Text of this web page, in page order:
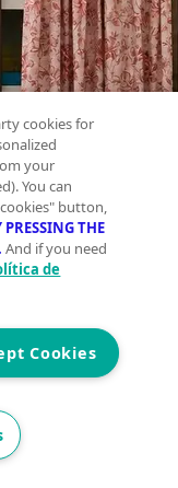
cookies for
your
You can
button,
PRESSING THE
And if you need
de
Cookies